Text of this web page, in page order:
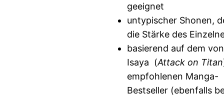
geeignet
untypischer Shonen,
die Stärke des
basierend auf dem
Isaya (Attack on Titan
empfohlenen Manga-
Bestseller (ebenfalls